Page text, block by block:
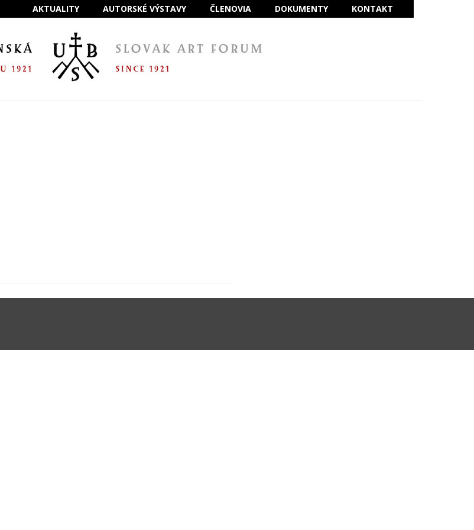
AKTUALITY AUTORSKÉ VÝSTAVY ČLENOVIA DOKUMENTY KONTAKT